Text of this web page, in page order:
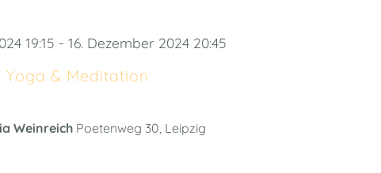
Yoga & Meditation
19:15 -16. Dezember 2024 20:45
Weinreich Poetenweg 30, Leipzig